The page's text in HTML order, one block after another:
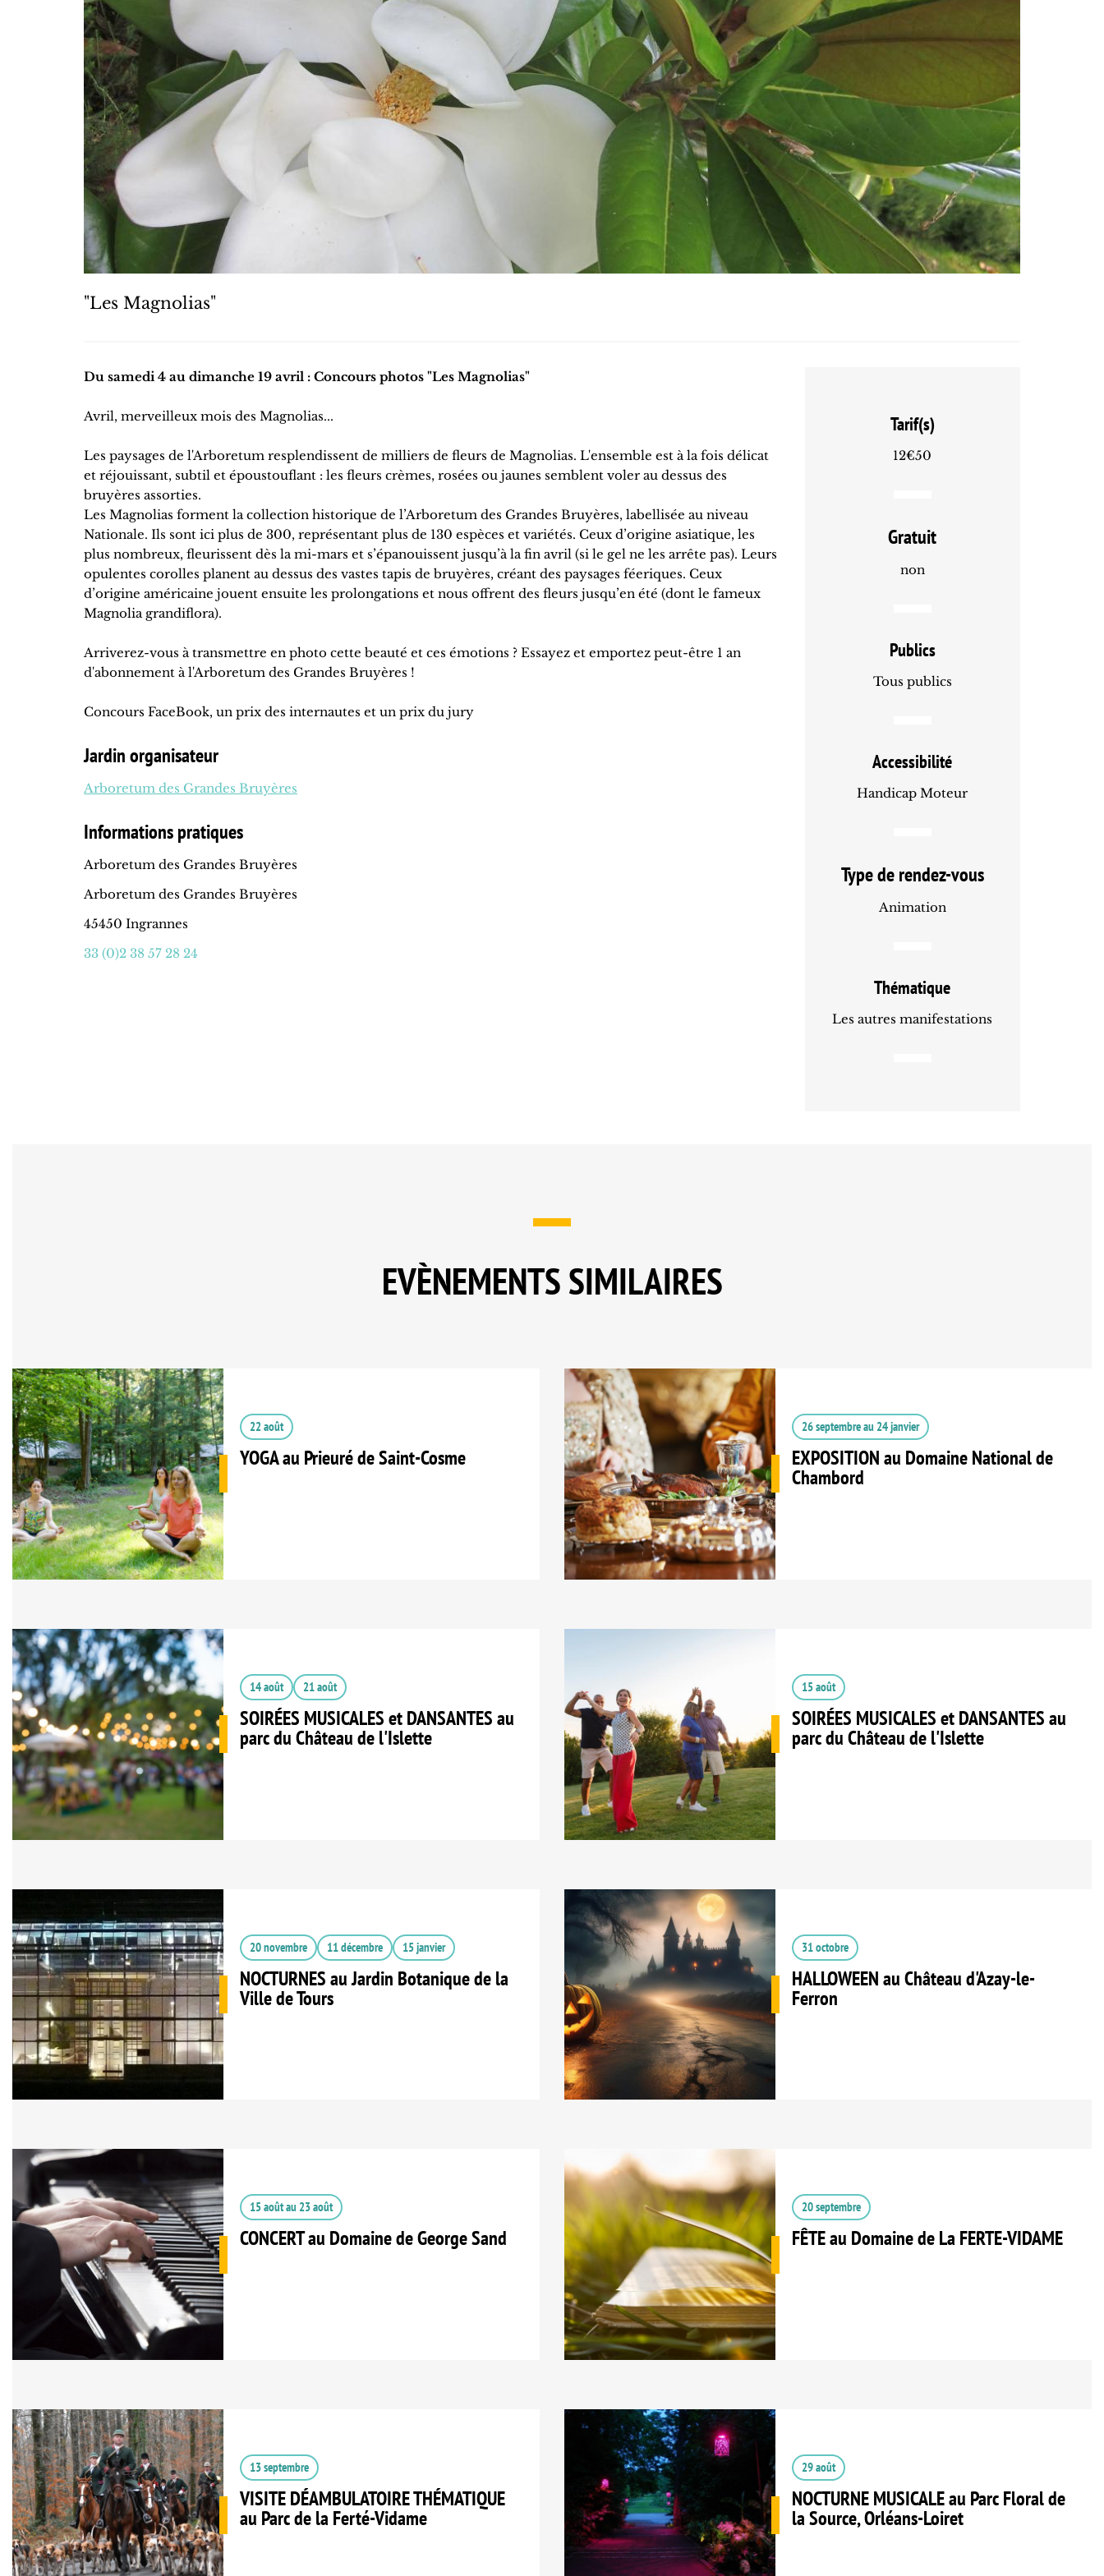
"Les Magnolias"
Du samedi 4 au dimanche 19 avril : Concours photos "Les Magnolias"
Avril, merveilleux mois des Magnolias...
Les paysages de l'Arboretum resplendissent de milliers de fleurs de Magnolias. L'ensemble est à la fois délicat
et réjouissant, subtil et époustouflant : les fleurs crèmes, rosées ou jaunes semblent voler au dessus des
bruyères assorties.
Les Magnolias forment la collection historique de l’Arboretum des Grandes Bruyères, labellisée au niveau
Nationale. Ils sont ici plus de 300, représentant plus de 130 espèces et variétés. Ceux d’origine asiatique, les
plus nombreux, fleurissent dès la mi-mars et s’épanouissent jusqu’à la fin avril (si le gel ne les arrête pas). Leurs
opulentes corolles planent au dessus des vastes tapis de bruyères, créant des paysages féeriques. Ceux
d’origine américaine jouent ensuite les prolongations et nous offrent des fleurs jusqu’en été (dont le fameux
Magnolia grandiflora).
Arriverez-vous à transmettre en photo cette beauté et ces émotions ? Essayez et emportez peut-être 1 an
d'abonnement à l'Arboretum des Grandes Bruyères !
Concours FaceBook, un prix des internautes et un prix du jury
Jardin organisateur
Arboretum des Grandes Bruyères
Informations pratiques
Arboretum des Grandes Bruyères
Arboretum des Grandes Bruyères
45450 Ingrannes
33 (0)2 38 57 28 24
Tarif(s)
12€50
Gratuit
non
Publics
Tous publics
Accessibilité
Handicap Moteur
Type de rendez-vous
Animation
Thématique
Les autres manifestations
EVÈNEMENTS SIMILAIRES
22 août
YOGA au Prieuré de Saint-Cosme
26 septembreau 24 janvier
EXPOSITION au Domaine National de
Chambord
14 août 21 août
SOIRÉES MUSICALES et DANSANTES au
parc du Château de l'Islette
15 août
SOIRÉES MUSICALES et DANSANTES au
parc du Château de l'Islette
20 novembre 11 décembre 15 janvier
NOCTURNES au Jardin Botanique de la
Ville de Tours
31 octobre
HALLOWEEN au Château d'Azay-le-
Ferron
15 aoûtau 23 août
CONCERT au Domaine de George Sand
20 septembre
FÊTE au Domaine de La FERTE-VIDAME
13 septembre
VISITE DÉAMBULATOIRE THÉMATIQUE
au Parc de la Ferté-Vidame
29 août
NOCTURNE MUSICALE au Parc Floral de
la Source, Orléans-Loiret